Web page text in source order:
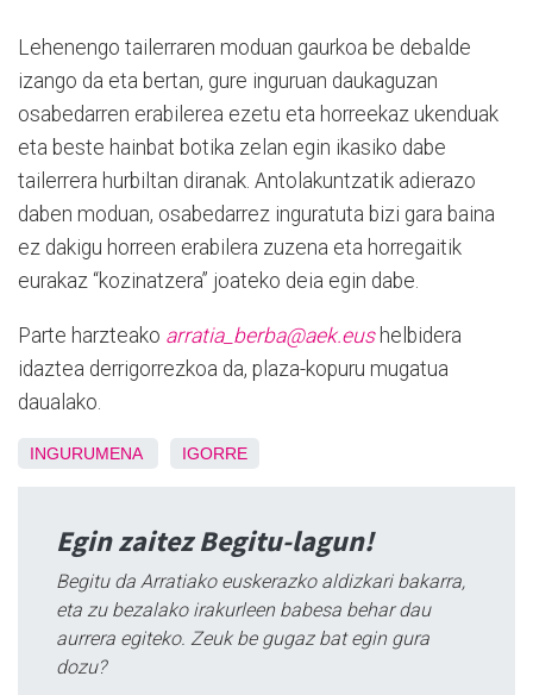
Lehenengo tailerraren moduan gaurkoa be debalde
izango da eta bertan, gure inguruan daukaguzan
osabedarren erabilerea ezetu eta horreekaz ukenduak
eta beste hainbat botika zelan egin ikasiko dabe
tailerrera hurbiltan diranak. Antolakuntzatik adierazo
daben moduan, osabedarrez inguratuta bizi gara baina
ez dakigu horreen erabilera zuzena eta horregaitik
eurakaz “kozinatzera” joateko deia egin dabe.
Parte harzteako arratia_berba@aek.eushelbidera
idaztea derrigorrezkoa da, plaza-kopuru mugatua
daualako.
INGURUMENA IGORRE
Egin zaitez Begitu-lagun!
Begitu da Arratiako euskerazko aldizkari bakarra,
eta zu bezalako irakurleen babesa behar dau
aurrera egiteko. Zeuk be gugaz bat egin gura
dozu?